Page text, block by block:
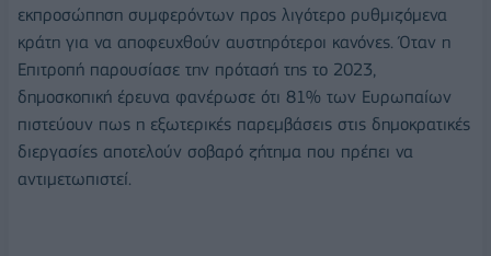
εκπροσώπηση συμφερόντων προς λιγότερο ρυθμιζόμενα
κράτη για να αποφευχθούν αυστηρότεροι κανόνες. Όταν η
Επιτροπή παρουσίασε την πρότασή της το 2023,
δημοσκοπική έρευνα φανέρωσε ότι 81% των Ευρωπαίων
πιστεύουν πως η εξωτερικές παρεμβάσεις στις δημοκρατικές
διεργασίες αποτελούν σοβαρό ζήτημα που πρέπει να
αντιμετωπιστεί.